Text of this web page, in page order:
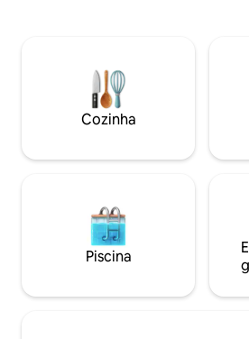
futon de tamanho completo.
inclui chuveiro de teto e chuveiro de
parede. Máquina de lavar e secadora.
Pátio/fogueira ao ar livre,
tranquilo.
Cozinha
Piscina